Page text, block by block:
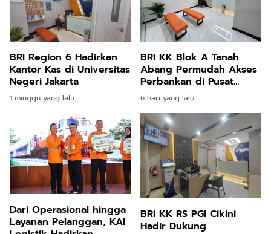
BRI Region 6 Hadirkan
Kantor Kas di Universitas
Negeri Jakarta
1 minggu yang lalu
BRI KK Blok A Tanah
Abang Permudah Akses
Perbankan di Pusat
Grosir
6 hari yang lalu
Dari Operasional hingga
Layanan Pelanggan, KAI
BRI KK RS PGI Cikini
Hadir Dukung